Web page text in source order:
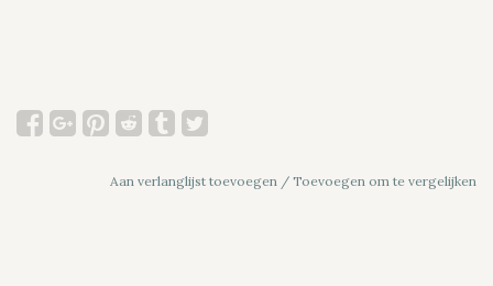
Aan verlanglijst toevoegen / Toevoegen om te vergelijken